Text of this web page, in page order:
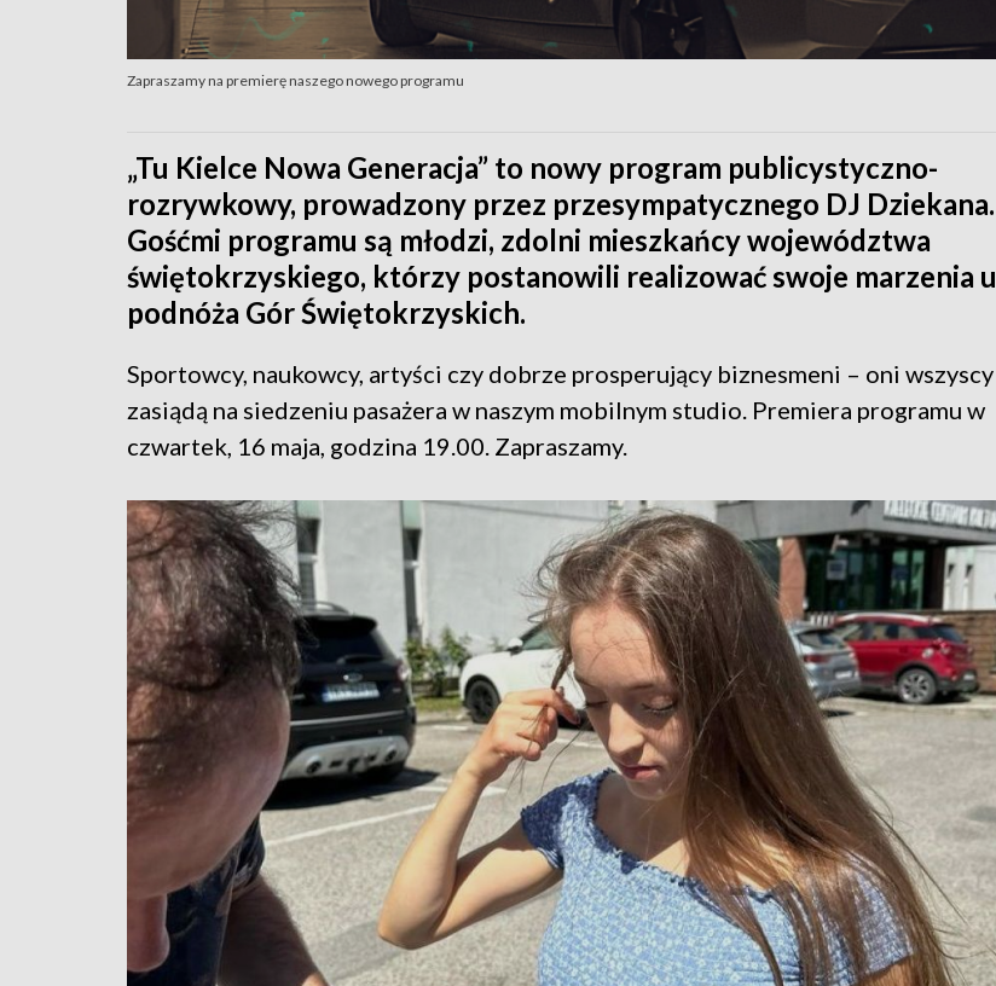
Zapraszamy na premierę naszego nowego programu
„Tu Kielce Nowa Generacja” to nowy program publicystyczno-
rozrywkowy, prowadzony przez przesympatycznego DJ Dziekana.
Gośćmi programu są młodzi, zdolni mieszkańcy województwa
świętokrzyskiego, którzy postanowili realizować swoje marzenia u
podnóża Gór Świętokrzyskich.
Sportowcy, naukowcy, artyści czy dobrze prosperujący biznesmeni – oni wszyscy
zasiądą na siedzeniu pasażera w naszym mobilnym studio. Premiera programu w
czwartek, 16 maja, godzina 19.00. Zapraszamy.